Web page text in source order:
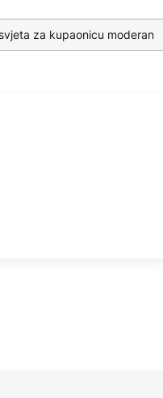
za kupaonicu moderan